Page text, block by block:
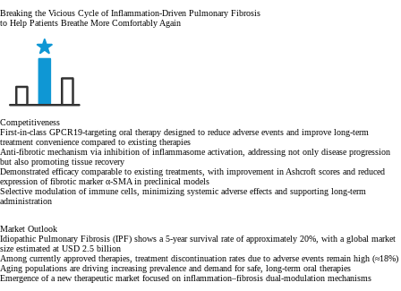
Breaking the Vicious Cycle of Inflammation-Driven Pulmonary Fibrosis
to Help Patients Breathe More Comfortably Again
Competitiveness
First-in-class GPCR19-targeting oral therapy designed to reduce adverse events and improve long-term
treatment convenience compared to existing therapies
Anti-fibrotic mechanism via inhibition of inflammasome activation, addressing not only disease progression
but also promoting tissue recovery
Demonstrated efficacy comparable to existing treatments, with improvement in Ashcroft scores and reduced
expression of fibrotic marker α-SMA in preclinical models
Selective modulation of immune cells, minimizing systemic adverse effects and supporting long-term
administration
Market Outlook
Idiopathic Pulmonary Fibrosis (IPF) shows a 5-year survival rate of approximately 20%, with a global market
size estimated at USD 2.5 billion
Among currently approved therapies, treatment discontinuation rates due to adverse events remain high (≈18%)
Aging populations are driving increasing prevalence and demand for safe, long-term oral therapies
Emergence of a new therapeutic market focused on inflammation–fibrosis dual-modulation mechanisms